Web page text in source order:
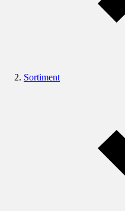
Sortiment